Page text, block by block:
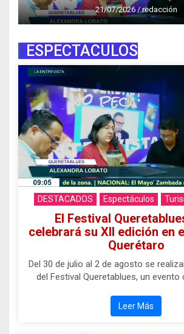
21/07/2026/redacción
ESPECTACULOS
DESTACADOS Espectáculos
El Festival
celebrará su XII edición en
Querétaro
Del 30 de julio al 2 de agosto se
del Festival Queretablues, un evento
Leer Más